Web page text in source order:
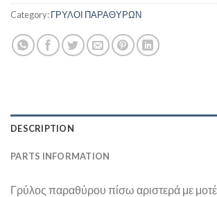
Category:ΓΡΥΛΟΙ ΠΑΡΑΘΥΡΩΝ
DESCRIPTION
PARTS INFORMATION
Γρύλος παραθύρου πίσω αριστερά με